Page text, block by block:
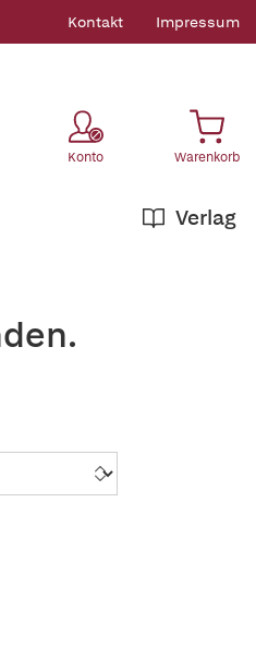
Kontakt Impressum
Konto Warenkorb
Verlag